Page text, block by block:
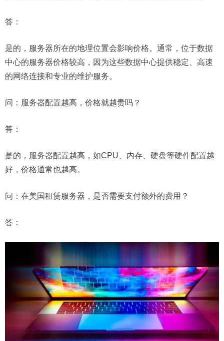
答：
是的，服务器所在的地理位置会影响价格。通常，位于数据
中心的服务器价格较高，因为这些数据中心提供稳定、高速
的网络连接和专业的维护服务。
问： 服务器配置越高，价格就越贵吗？
答：
是的，服务器配置越高，如CPU、内存、硬盘等硬件配置越
好，价格通常也越高。
问： 在美国租赁服务器，是否需要支付额外的费用？
答：